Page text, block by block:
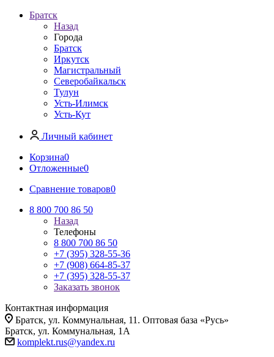
Братск
Назад
Города
Братск
Иркутск
Магистральный
Северобайкальск
Тулун
Усть-Илимск
Усть-Кут
Личный кабинет
Корзина0
Отложенные0
Сравнение товаров0
8 800 700 86 50
Назад
Телефоны
8 800 700 86 50
+7 (395) 328-55-36
+7 (908) 664-85-37
+7 (395) 328-55-37
Заказать звонок
Контактная информация
Братск, ул. Коммунальная, 11. Оптовая база «Русь»
Братск, ул. Коммунальная, 1А
komplekt.rus@yandex.ru